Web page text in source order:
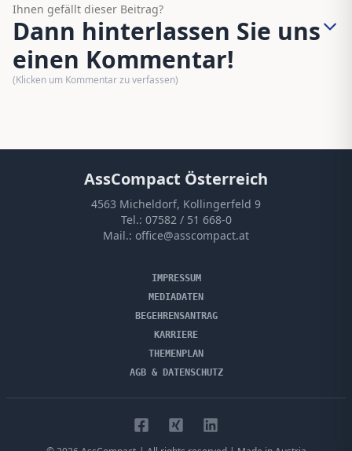
Ihnen gefällt dieser Beitrag?
Dann hinterlassen Sie uns
einen Kommentar!
(Klicken um Kommentar zu verfassen)
AssCompact Österreich
4563 Micheldorf, Kollingerfeld 9
Tel.: 07582 / 51 668-0
Mail.: office@asscompact.at
IMPRESSUM
MEDIADATEN
BEGEHRENSANTRAG
KARRIERE
THEMENPLAN
AGB & DATENSCHUTZ